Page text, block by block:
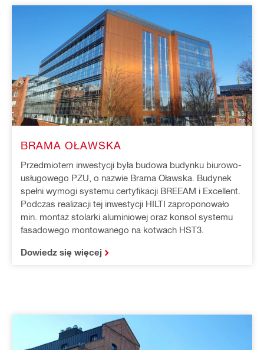
BRAMA OŁAWSKA
Przedmiotem inwestycji była budowa budynku biurowo-
usługowego PZU, o nazwie Brama Oławska. Budynek
spełni wymogi systemu certyfikacji BREEAM i Excellent.
Podczas realizacji tej inwestycji HILTI zaproponowało
min. montaż stolarki aluminiowej oraz konsol systemu
fasadowego montowanego na kotwach HST3.
Dowiedz się więcej